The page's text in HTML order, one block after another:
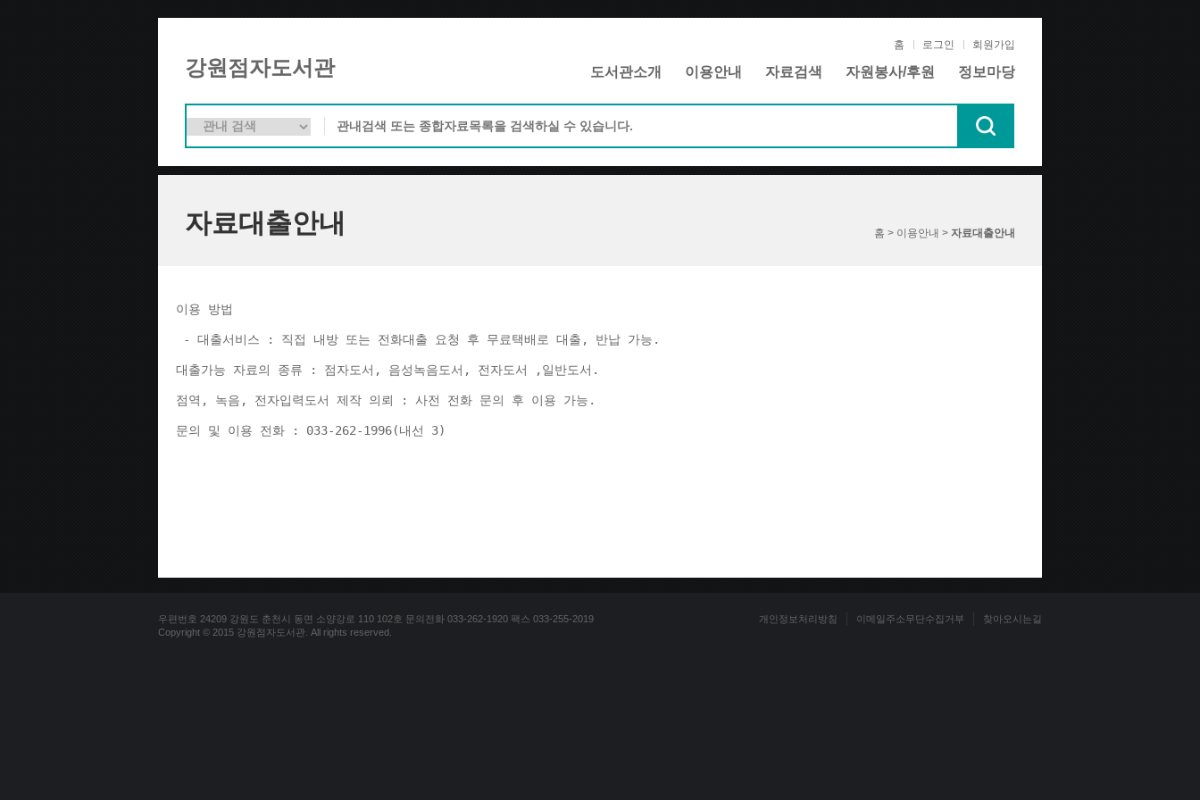
강원점자도서관
홈 로그인 회원가입
도서관소개 이용안내 자료검색 자원봉사/후원 정보마당
자료대출안내 홈 > 이용안내 > 자료대출안내
이용 방법
- 대출서비스 : 직접 내방 또는 전화대출 요청 후 무료택배로 대출, 반납 가능.
대출가능 자료의 종류 : 점자도서, 음성녹음도서, 전자도서 ,일반도서.
점역, 녹음, 전자입력도서 제작 의뢰 : 사전 전화 문의 후 이용 가능.
문의 및 이용 전화 : 033-262-1996(내선 3)
우편번호 24209 강원도 춘천시 동면 소양강로 110 102호 문의전화 033-262-1920 팩스 033-255-2019
Copyright © 2015 강원점자도서관. All rights reserved.
개인정보처리방침 이메일주소무단수집거부 찾아오시는길